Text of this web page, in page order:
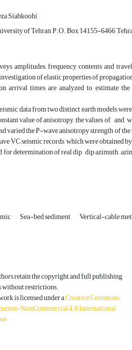
Siahkoohi
of Tehran, P.O. Box 14155-6466,
amplitudes, frequency contents and
of elastic properties of
arrival times are analyzed to estimate
data from two distinct earth models
value of anisotropy, the values of and
varied the P-wave anisotropy strength of
VC seismic records, which were
determination of real dip , dip azimuth ,
Sea-bed sediment Vertical-cable
retain the copyright and full publishing
restrictions.
is licensed under aCreative Commons
NonCommercial 4.0 International
.